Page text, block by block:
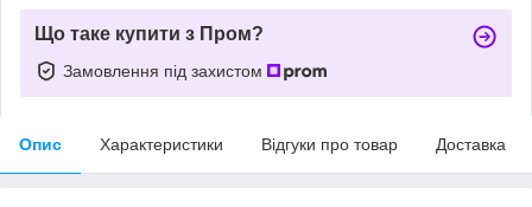
Що таке купити з Пром?
Замовлення під захистом
Опис Характеристики Відгуки про товар Доставка